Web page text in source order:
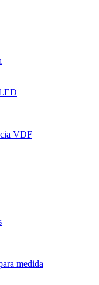
VDF
medida